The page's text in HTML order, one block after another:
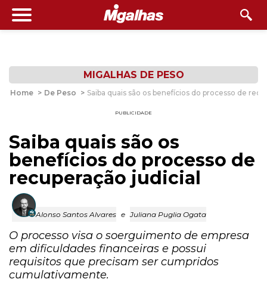
MIGALHAS DE PESO
Home > De Peso > Saiba quais são os benefícios do processo de
PUBLICIDADE
Saiba quais são os
benefícios do processo de
recuperação judicial
Alonso Santos Alvares e Juliana Puglia Ogata
O processo visa o soerguimento de empresa
em dificuldades financeiras e possui
requisitos que precisam ser cumpridos
cumulativamente.